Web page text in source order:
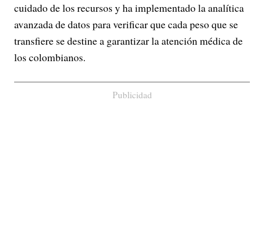
cuidado de los recursos y ha implementado la analítica
avanzada de datos para verificar que cada peso que se
transfiere se destine a garantizar la atención médica de
los colombianos.
Publicidad